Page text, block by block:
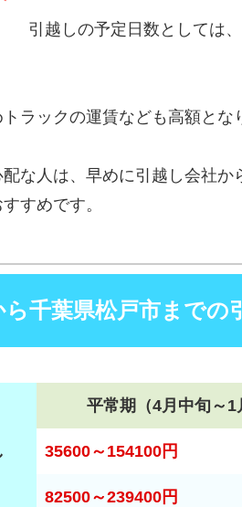
引越しの予定日数としては
ラックの運賃なども高額とな
な人は、早めに引越し会社
すめです。
千葉県松戸市までの
平常期（4月中旬～1
35600～154100円
82500～239400円